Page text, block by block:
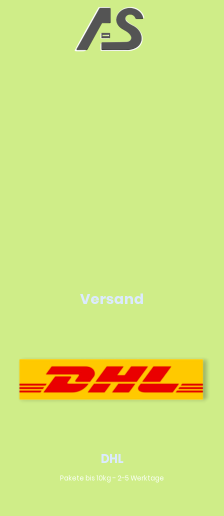
Versand
DHL
Pakete bis 10kg - 2-5 Werktage